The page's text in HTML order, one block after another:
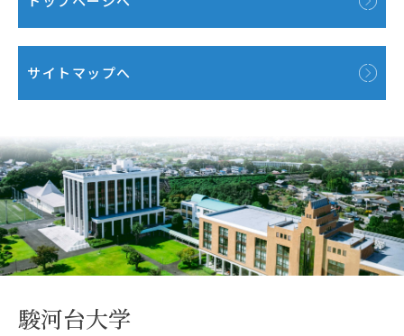
サイトマップへ
駿河台大学